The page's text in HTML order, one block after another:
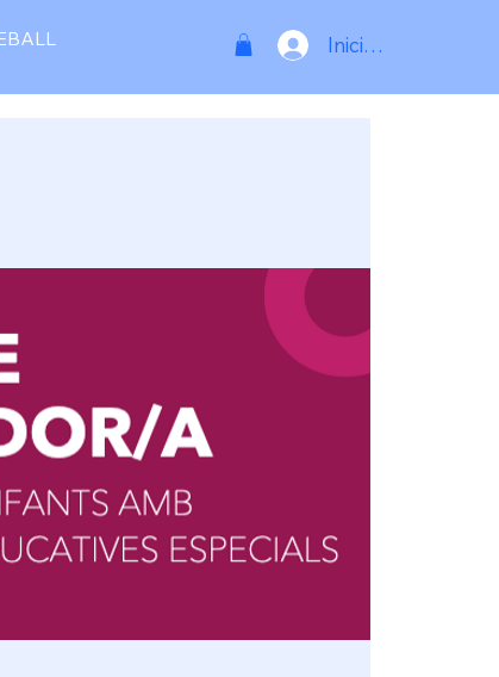
Inicia la sessió